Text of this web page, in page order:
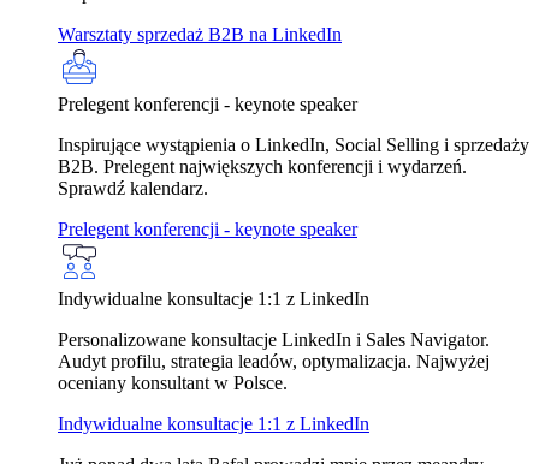
Warsztaty sprzedaż B2B na LinkedIn
Prelegent konferencji - keynote speaker
Inspirujące wystąpienia o LinkedIn, Social Selling i sprzedaży
B2B. Prelegent największych konferencji i wydarzeń.
Sprawdź kalendarz.
Prelegent konferencji - keynote speaker
Indywidualne konsultacje 1:1 z LinkedIn
Personalizowane konsultacje LinkedIn i Sales Navigator.
Audyt profilu, strategia leadów, optymalizacja. Najwyżej
oceniany konsultant w Polsce.
Indywidualne konsultacje 1:1 z LinkedIn